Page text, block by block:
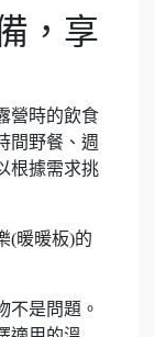
，享
營時的飲食
間野餐、週
根據需求挑
(暖暖板)的
不是問題。